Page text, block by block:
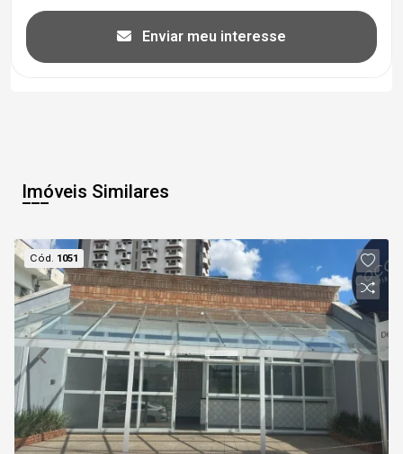
Enviar meu interesse
Imóveis Similares
Cód. 1051